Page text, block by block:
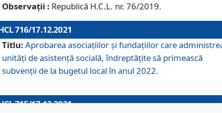
Observații : Republică H.C.L. nr. 76/2019.
716/17.12.2021
Titlu: Aprobarea asociaţiilor şi fundaţiilor care
unităţi de asistenţă socială, îndreptăţite să primească
subvenţii de la bugetul local în anul 2022.
715/17.12.2021